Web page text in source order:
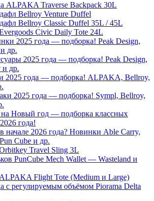
ALPAKA Traverse Backpack 30L
Bellroy Venture Duffel
Bellroy Classic Duffel 35L / 45L
Civic Daily Tote 24L
2025 года — подборка! Peak Design,
др.
2025 года — подборка! Peak Design,
и др.
2025 года — подборка! ALPAKA, Bellroy,
2025 года — подборка! Sympl, Bellroy,
на Новый год — подборка классных
года!
начале 2026 года? Новинки Able Carry,
Cube и др.
Travel Sling 3L
PunCube Mech Wallet — Wasteland и
Flight Tote (Medium и Large)
с регулируемым объёмом Piorama Delta